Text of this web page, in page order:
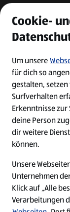
Cookie-
Um unsere
für dich so
gestalten,
Surfverhalten
Erkenntnisse
deine Person
dir weitere
können.
Unsere
Unternehmen
Klick auf „Alle
Verarbeitungen